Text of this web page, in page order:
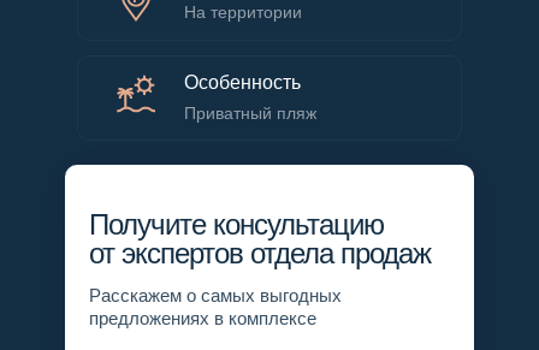
Расскажем о самых выгодных
предложениях в комплексе
На территории
Особенность
Приватный пляж
Получите консультацию
от экспертов отдела продаж